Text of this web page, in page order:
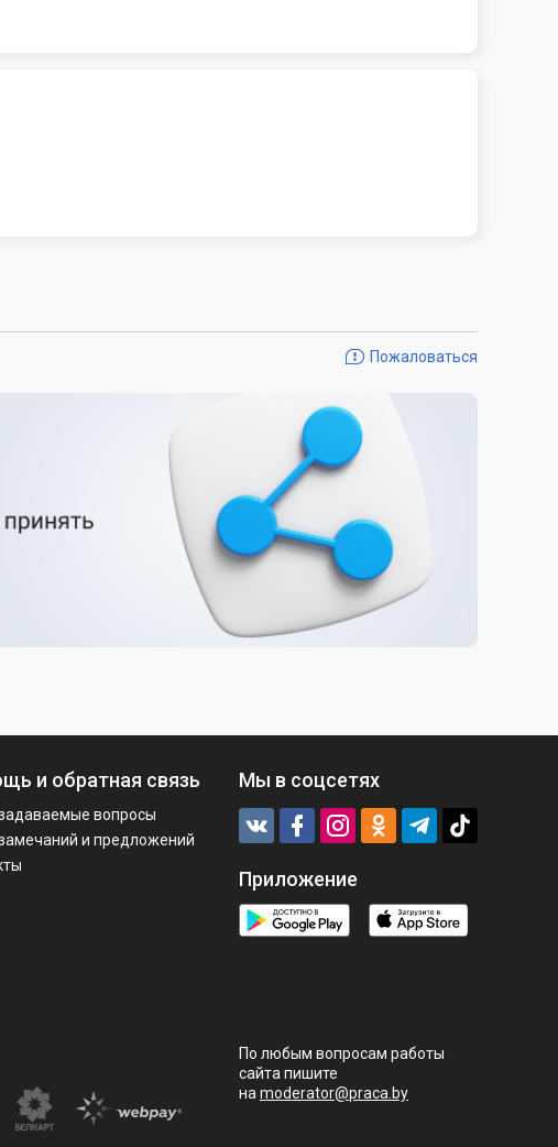
Пожаловаться
и обратная связь
вопросы
и предложений
Мы в соцсетях
Приложение
По любым вопросам работы
сайта пишите
на moderator@praca.by